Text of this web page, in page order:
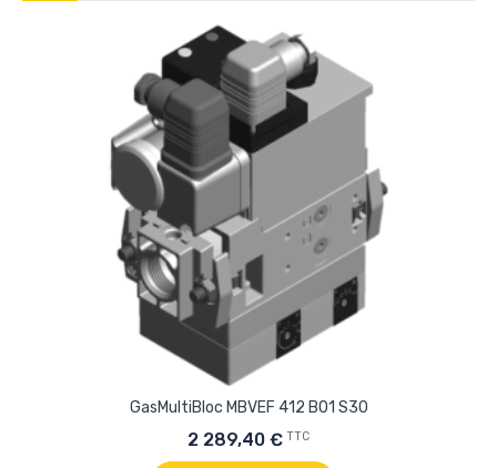
GasMultiBloc MBVEF 412 B01 S30
2 289,40 € TTC